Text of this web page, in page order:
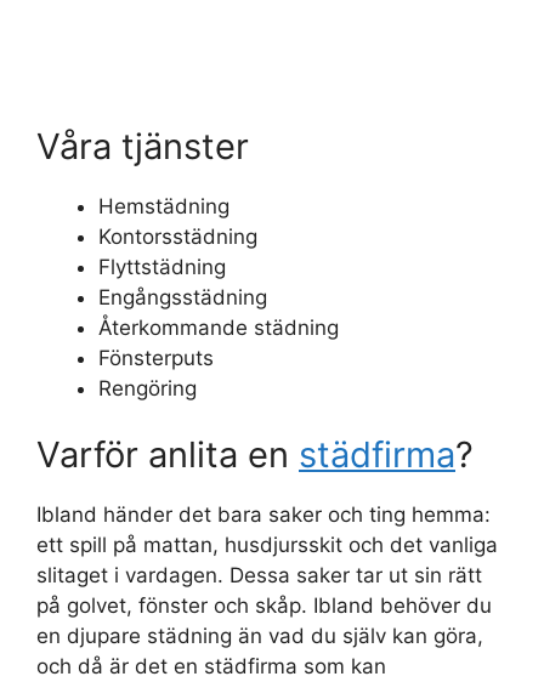
Våra tjänster
Hemstädning
Kontorsstädning
Flyttstädning
Engångsstädning
Återkommande städning
Fönsterputs
Rengöring
Varför anlita en städfirma?
Ibland händer det bara saker och ting hemma:
ett spill på mattan, husdjursskit och det vanliga
slitaget i vardagen. Dessa saker tar ut sin rätt
på golvet, fönster och skåp. Ibland behöver du
en djupare städning än vad du själv kan göra,
och då är det en städfirma som kan